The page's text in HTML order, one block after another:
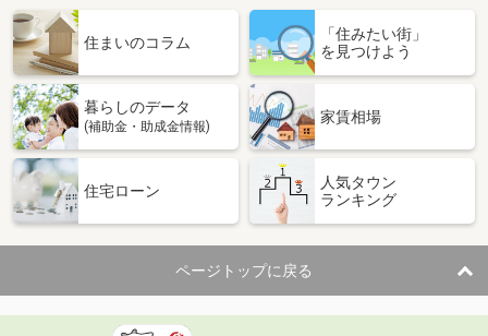
住まいのコラム
「住みたい街」
を見つけよう
暮らしのデータ
(補助金・助成金情報)
家賃相場
住宅ローン
人気タウン
ランキング
ページトップに戻る